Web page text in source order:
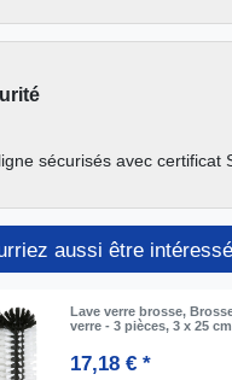
sécurisés avec certificat
aussi être
Lave verre brosse,
verre - 3 pièces, 3 x 25 cm
17,18 € *